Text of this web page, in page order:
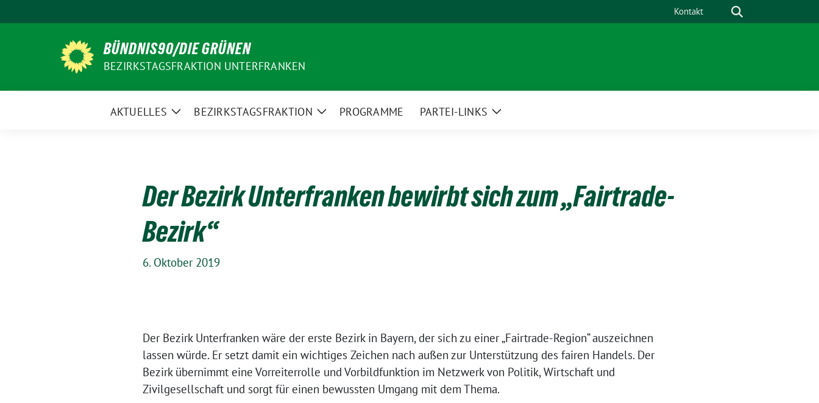
zum
Kontakt Suche
BÜNDNIS90/DIE GRÜNEN
BEZIRKSTAGSFRAKTION UNTERFRANKEN
AKTUELLES
ZeigeBEZIRKSTAGSFRAKTION
ZeigePROGRAMME PARTEI-LINKS
Zeige
Der Bezirk Unterfranken bewirbt sich zum „Fairtrade-
Bezirk“
6. Oktober 2019
Der Bezirk Unterfranken wäre der erste Bezirk in Bayern, der sich zu einer „Fairtrade-Region“ auszeichnen
lassen würde. Er setzt damit ein wichtiges Zeichen nach außen zur Unterstützung des fairen Handels. Der
Bezirk übernimmt eine Vorreiterrolle und Vorbildfunktion im Netzwerk von Politik, Wirtschaft und
Zivilgesellschaft und sorgt für einen bewussten Umgang mit dem Thema.